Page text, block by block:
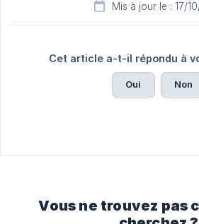
Mis à jour le : 17/
Cet article a-t-il répondu à
Oui Non
Vous ne trouvez pas